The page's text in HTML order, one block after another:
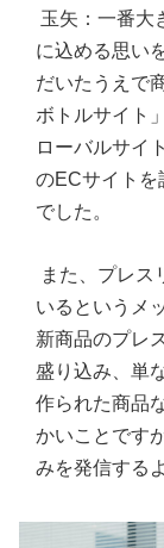
玉矢：一番大
に込める思い
だいたうえで
ボトルサイト
ローバルサイ
のECサイトを
でした。
また、プレス
いるというメ
新商品のプレ
盛り込み、単
作られた商品
かいことです
みを発信する